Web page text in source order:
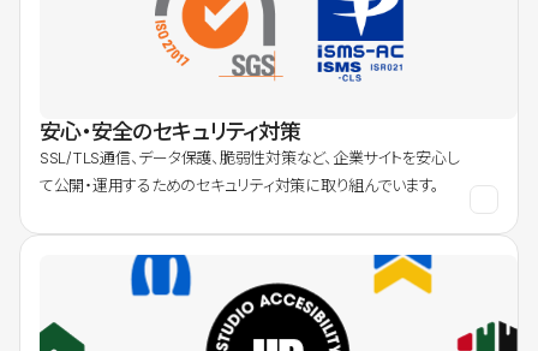
安心・安全のセキュリティ対策
SSL/TLS通信、データ保護、脆弱性対策など、企業サイトを安心し
て公開・運用するためのセキュリティ対策に取り組んでいます。